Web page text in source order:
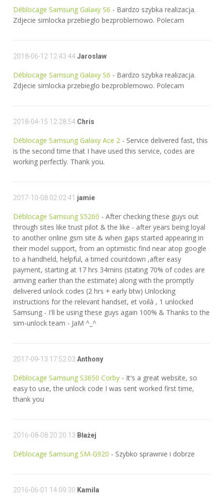
Déblocage Samsung Galaxy S6 - Bardzo szybka realizacja.
Zdjecie simlocka przebieglo bezproblemowo. Polecam
2018-06-12 12:43:44Jaroslaw
Déblocage Samsung Galaxy S6 - Bardzo szybka realizacja.
Zdjecie simlocka przebieglo bezproblemowo. Polecam
2018-04-15 12:28:54 Chris
Déblocage Samsung Galaxy Ace 2 - Service delivered fast, this
is the second time that I have used this service, codes are
working perfectly. Thank you.
2017-10-08 02:02:41 jamie
Déblocage Samsung S5260 - After checking these guys out
through sites like trust pilot & the like - after years being loyal
to another online gsm site & when gaps started appearing in
their model support, from an optimistic find near atop google
to a handheld, helpful, a timed countdown ,after easy
payment, starting at 17 hrs 34mins (stating 70% of codes are
arriving earlier than the estimate) along with the promptly
delivered unlock codes (2 hrs + early btw) Unlocking
instructions for the relevant handset, et voilà , 1 unlocked
Samsung - I'll be using these guys again 100% & Thanks to the
sim-unlock team - JaM ^_^
2017-09-13 17:52:03 Anthony
Déblocage Samsung S3650 Corby - It's a great website, so
easy to use, the unlock code I was sent worked first time,
thank you
2016-08-08 20:20:13 Błażej
Déblocage Samsung SM-G920 - Szybko sprawnie i dobrze
2016-06-01 14:09:30 Kamila